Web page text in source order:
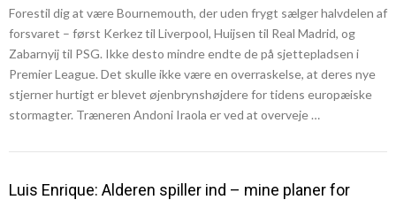
Forestil dig at være Bournemouth, der uden frygt sælger halvdelen af
forsvaret – først Kerkez til Liverpool, Huijsen til Real Madrid, og
Zabarnyij til PSG. Ikke desto mindre endte de på sjettepladsen i
Premier League. Det skulle ikke være en overraskelse, at deres nye
stjerner hurtigt er blevet øjenbrynshøjdere for tidens europæiske
stormagter. Træneren Andoni Iraola er ved at overveje …
Luis Enrique: Alderen spiller ind – mine planer for